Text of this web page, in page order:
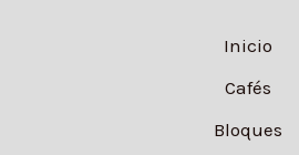
Inicio
Cafés
Bloques